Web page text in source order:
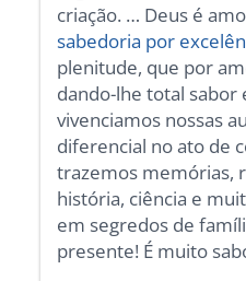
criação. … Deus é
sabedoria por
plenitude, que por
dando-lhe total sabor
vivenciamos nossas
diferencial no ato de
trazemos memórias,
história, ciência e
em segredos de
presente! É muito